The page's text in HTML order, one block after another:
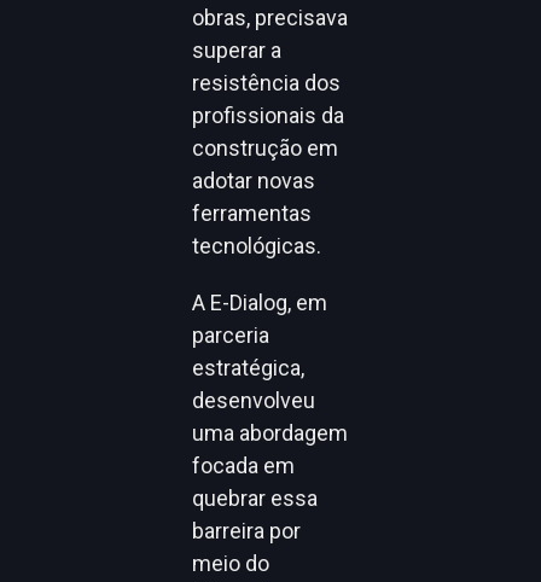
obras, precisava
superar a
resistência dos
profissionais da
construção em
adotar novas
ferramentas
tecnológicas.
A E-Dialog, em
parceria
estratégica,
desenvolveu
uma abordagem
focada em
quebrar essa
barreira por
meio do